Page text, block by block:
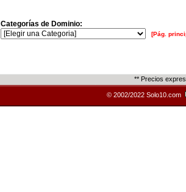
Categorías de Dominio:
[Pág.
** Precios
© 2002/2022 Solo10.com